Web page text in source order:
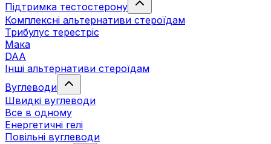
Підтримка тестостерону
Комплексні альтернативи стероїдам
Трибулус терестріс
Мака
DAA
Інші альтернативи стероїдам
Вуглеводи
Швидкі вуглеводи
Все в одному
Енергетичні гелі
Повільні вуглеводи